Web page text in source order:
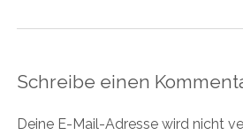
Schreibe einen
Deine E-Mail-Adresse wird nicht